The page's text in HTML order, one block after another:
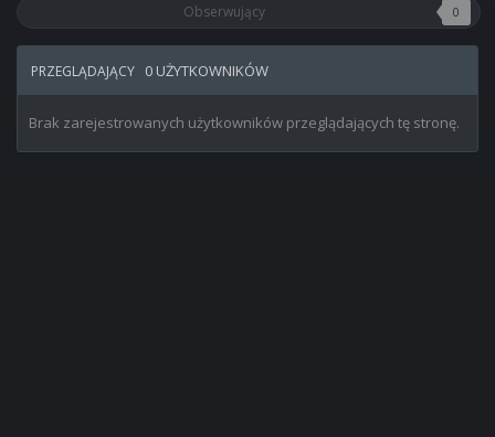
Obserwujący 0
PRZEGLĄDAJĄCY 0 UŻYTKOWNIKÓW
Brak zarejestrowanych użytkowników przeglądających tę stronę.